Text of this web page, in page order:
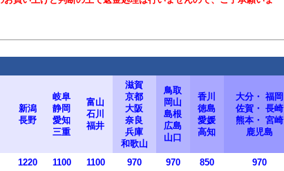
新潟
長野
岐阜
静岡
愛知
三重
富山
石川
福井
滋賀
京都
大阪
奈良
兵庫
和歌山
鳥取
岡山
島根
広島
山口
香川
徳島
愛媛
高知
大分・ 福岡
佐賀・ 長崎
熊本・ 宮崎
鹿児島
1220 1100 1100 970 970 850
970